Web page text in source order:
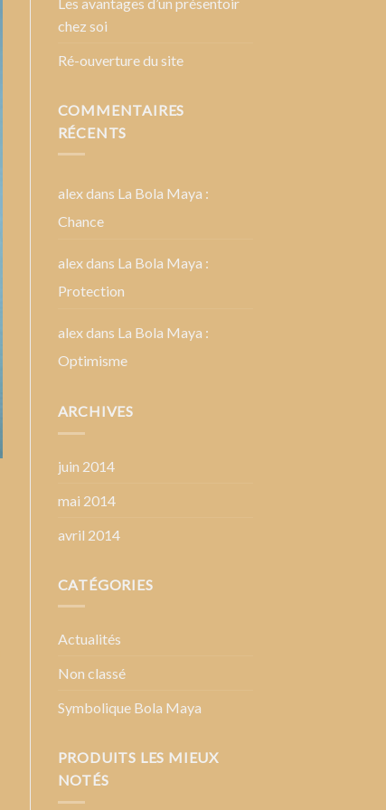
chez soi
Ré-ouverture du site
COMMENTAIRES
RÉCENTS
alexdans La Bola Maya :
Chance
alexdans La Bola Maya :
Protection
alexdans La Bola Maya :
Optimisme
ARCHIVES
juin 2014
mai 2014
avril 2014
CATÉGORIES
Actualités
Non classé
Symbolique Bola Maya
PRODUITS LES MIEUX
NOTÉS